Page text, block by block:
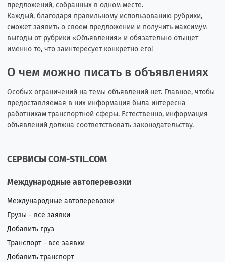
предложений, собранных в одном месте.
Каждый, благодаря правильному использованию рубрики,
сможет заявить о своем предложении и получить максимум
выгоды от рубрики «Объявления» и обязательно отыщет
именно то, что заинтересует конкретно его!
О чем можно писать в объявлениях
Особых ограничений на темы объявлений нет. Главное, чтобы
предоставляемая в них информация была интересна
работникам транспортной сферы. Естественно, информация
объявлений должна соответствовать законодательству.
СЕРВИСЫ COM-STIL.COM
Международные автоперевозки
Международные автоперевозки
Грузы - все заявки
Добавить груз
Транспорт - все заявки
Добавить транспорт